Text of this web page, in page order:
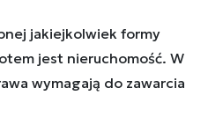
jakiejkolwiek formy
jest nieruchomość. W
wymagają do zawarcia